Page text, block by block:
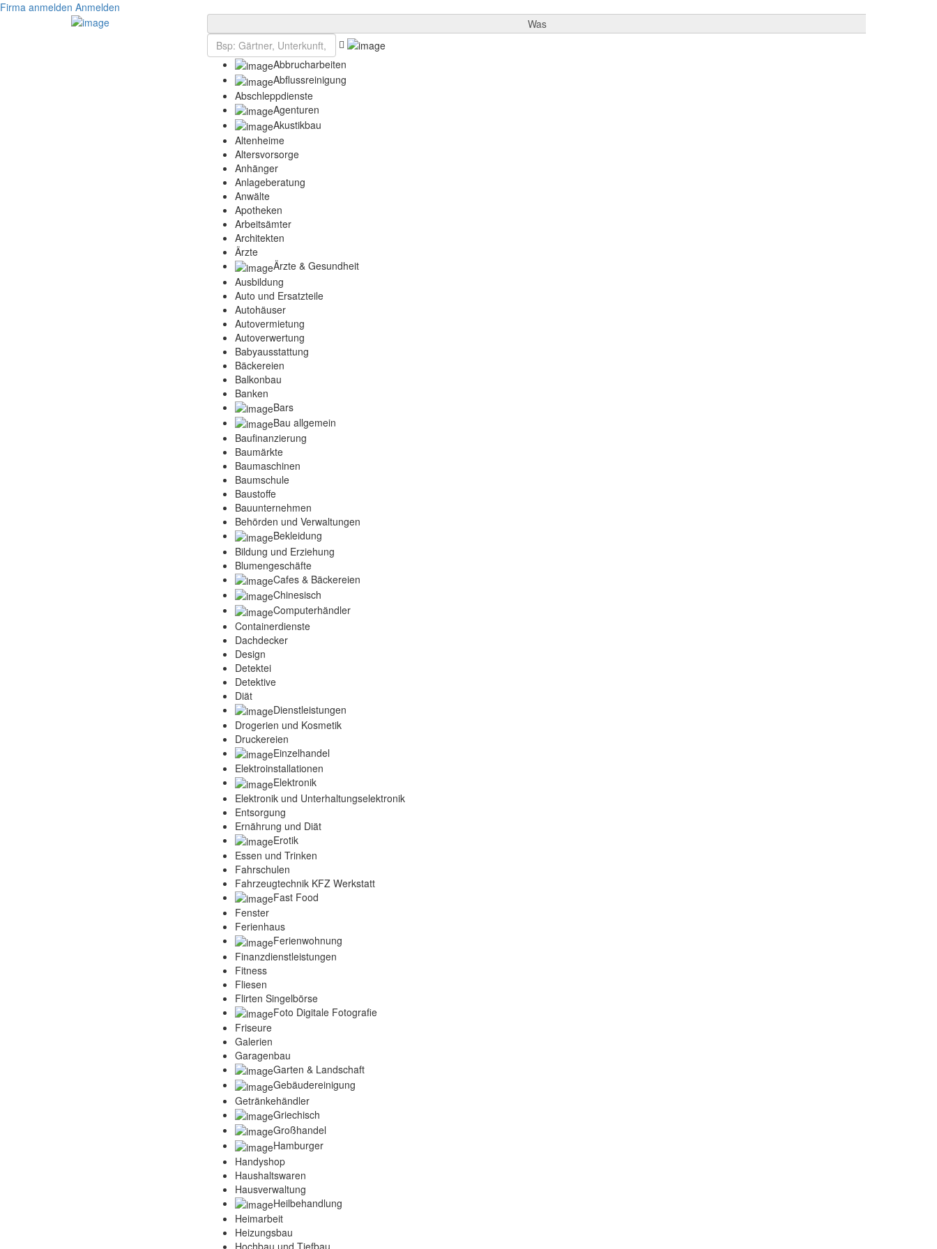
Firma anmelden Anmelden
Was
Abbrucharbeiten
Abflussreinigung
Abschleppdienste
Agenturen
Akustikbau
Altenheime
Altersvorsorge
Anhänger
Anlageberatung
Anwälte
Apotheken
Arbeitsämter
Architekten
Ärzte
Ärzte & Gesundheit
Ausbildung
Auto und Ersatzteile
Autohäuser
Autovermietung
Autoverwertung
Babyausstattung
Bäckereien
Balkonbau
Banken
Bars
Bau allgemein
Baufinanzierung
Baumärkte
Baumaschinen
Baumschule
Baustoffe
Bauunternehmen
Behörden und Verwaltungen
Bekleidung
Bildung und Erziehung
Blumengeschäfte
Cafes & Bäckereien
Chinesisch
Computerhändler
Containerdienste
Dachdecker
Design
Detektei
Detektive
Diät
Dienstleistungen
Drogerien und Kosmetik
Druckereien
Einzelhandel
Elektroinstallationen
Elektronik
Elektronik und Unterhaltungselektronik
Entsorgung
Ernährung und Diät
Erotik
Essen und Trinken
Fahrschulen
Fahrzeugtechnik KFZ Werkstatt
Fast Food
Fenster
Ferienhaus
Ferienwohnung
Finanzdienstleistungen
Fitness
Fliesen
Flirten Singelbörse
Foto Digitale Fotografie
Friseure
Galerien
Garagenbau
Garten & Landschaft
Gebäudereinigung
Getränkehändler
Griechisch
Großhandel
Hamburger
Handyshop
Haushaltswaren
Hausverwaltung
Heilbehandlung
Heimarbeit
Heizungsbau
Hochbau und Tiefbau